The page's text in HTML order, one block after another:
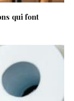
qui font